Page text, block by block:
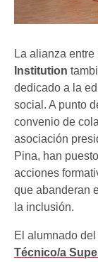
La alianza entre
Institution
dedicado a la
social. A punto
convenio de
asociación
Pina, han
acciones
que abanderan
la inclusión.
El alumnado
Técnico/a